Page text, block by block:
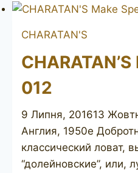
CHARATAN'S
012
9 Липня, 201613
Англия, 1950е
классический ловат,
“долейновские”, или,